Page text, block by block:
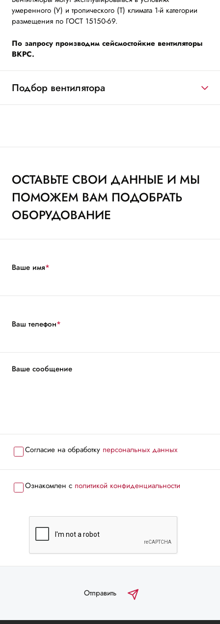
умеренного (У) и тропического (Т) климата 1-й категории
размещения по ГОСТ 15150-69.
По запросу производим сейсмостойкие вентиляторы
ВКРС.
Подбор вентилятора
ОСТАВЬТЕ СВОИ ДАННЫЕ И МЫ
ПОМОЖЕМ ВАМ ПОДОБРАТЬ
ОБОРУДОВАНИЕ
Ваше имя*
Ваш телефон*
Ваше сообщение
Согласие на обработку персональных данных
Ознакомлен с политикой конфиденциальности
Отправить